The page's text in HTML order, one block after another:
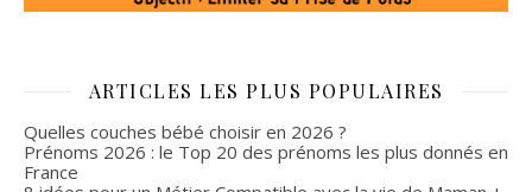
ARTICLES LES PLUS POPULAIRES
Quelles couches bébé choisir en 2026 ?
Prénoms 2026 : le Top 20 des prénoms les plus donnés en
France